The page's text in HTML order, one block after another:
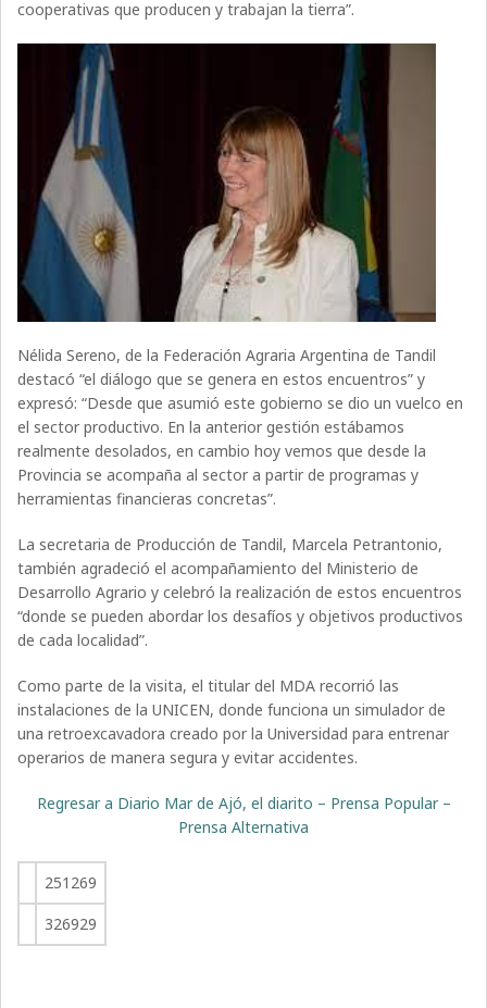
cooperativas que producen y trabajan la tierra”.
Nélida Sereno, de la Federación Agraria Argentina de Tandil
destacó “el diálogo que se genera en estos encuentros” y
expresó: “Desde que asumió este gobierno se dio un vuelco en
el sector productivo. En la anterior gestión estábamos
realmente desolados, en cambio hoy vemos que desde la
Provincia se acompaña al sector a partir de programas y
herramientas financieras concretas”.
La secretaria de Producción de Tandil, Marcela Petrantonio,
también agradeció el acompañamiento del Ministerio de
Desarrollo Agrario y celebró la realización de estos encuentros
“donde se pueden abordar los desafíos y objetivos productivos
de cada localidad”.
Como parte de la visita, el titular del MDA recorrió las
instalaciones de la UNICEN, donde funciona un simulador de
una retroexcavadora creado por la Universidad para entrenar
operarios de manera segura y evitar accidentes.
Regresar a Diario Mar de Ajó, el diarito – Prensa Popular –
Prensa Alternativa
251269
326929